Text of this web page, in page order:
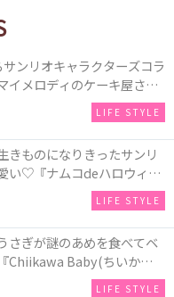
サンリオキャラクターズコラ
イメロディのケーキ屋さ
ス8種類と、「シナモロール
どオルゴールで動く仕掛け
類♪
LIFE STYLE
きものになりきったサンリ
い♡『ナムコdeハロウィン
タジー～』全国のアミュー
「ナムコオンラインクレー
LIFE STYLE
さぎが謎のあめを食べてベ
Chiikawa Baby(ちいかわベ
所で開催！
LIFE STYLE